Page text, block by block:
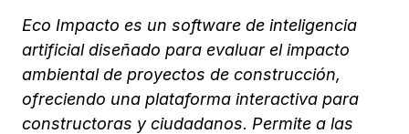
Eco Impacto es un software de inteligencia
artificial diseñado para evaluar el impacto
ambiental de proyectos de construcción,
ofreciendo una plataforma interactiva para
constructoras y ciudadanos. Permite a las